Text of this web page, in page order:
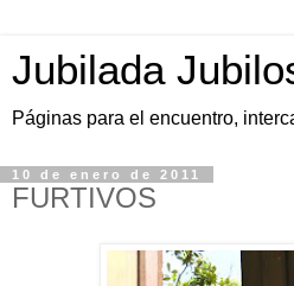
Jubilada
Páginas para el encuentro,
10 de enero de 2011
FURTIVOS